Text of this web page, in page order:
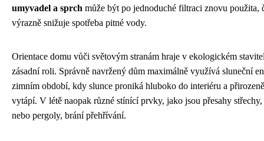
umyvadel a sprch může být po jednoduché filtraci znovu použita,
výrazně snižuje spotřeba pitné vody.
Orientace domu vůči světovým stranám hraje v ekologickém
zásadní roli. Správně navržený dům maximálně využívá sluneční
zimním období, kdy slunce proniká hluboko do interiéru a
vytápí. V létě naopak různé stínící prvky, jako jsou přesahy
nebo pergoly, brání přehřívání.